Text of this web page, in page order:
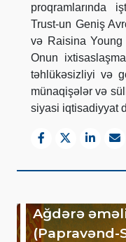
proqramlarında
Trust-un Geniş
və Raisina Young
Onun
təhlükəsizliyi və
münaqişələr və
siyasi iqtisadiyyat
Ağdərə
(Papravənd-